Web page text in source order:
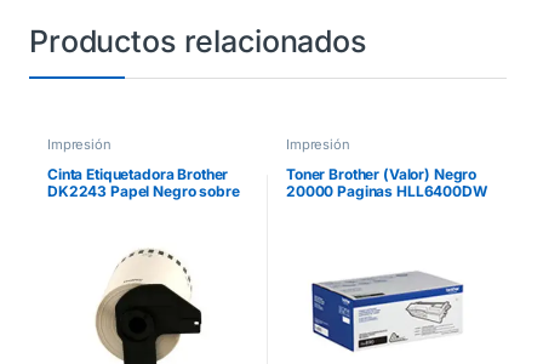
Productos relacionados
Impresión
Cinta Etiquetadora Brother
DK2243 Papel Negro sobre
Impresión
Toner Brother (Valor) Negro
20000 Paginas HLL6400DW